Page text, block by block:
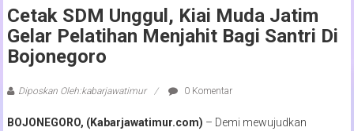
Cetak SDM Unggul, Kiai Muda Jatim
Gelar Pelatihan Menjahit Bagi Santri Di
Bojonegoro
Diposkan Oleh:kabarjawatimur 0 Komentar
BOJONEGORO, (Kabarjawatimur.com) – Demi mewujudkan